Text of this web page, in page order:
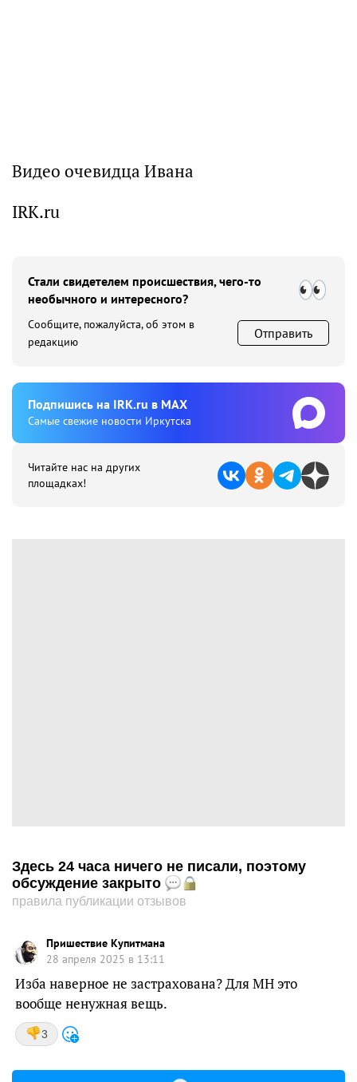
Видео очевидца Ивана
IRK.ru
Стали свидетелем происшествия, чего-то
необычного и интересного?
Сообщите, пожалуйста, об этом в
редакцию
Отправить
Подпишиcь на IRK.ru в MAX
Cамые свежие новости Иркутска
Читайте нас на других
площадках!
Здесь 24 часа ничего не писали, поэтому
обсуждение закрыто
правила публикации отзывов
Пришествие Купитмана
28 апреля 2025 в 13:11
Изба наверное не застрахована? Для МН это
вообще ненужная вещь.
3